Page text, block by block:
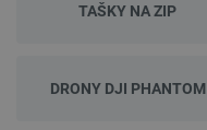
TAŠKY NA ZIP
DRONY DJI PHANTOM